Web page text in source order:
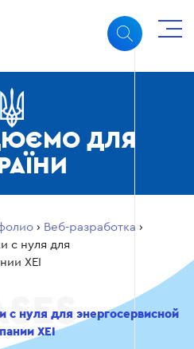
ДЛЯ
› Веб-разработка ›
с нуля для
XEI
с нуля для энергосервисной
XEI